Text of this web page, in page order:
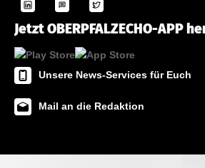
Jetzt OBERPFALZECHO-APP
Unsere News-Services für Euch
Mail an die Redaktion